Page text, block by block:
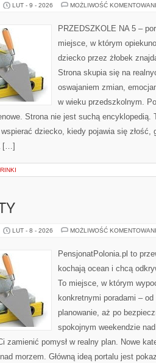
LUT - 9 - 2026 MOŻLIWOŚĆ
PRZEDSZKOLE NA 5 –
miejsce, w którym
dziecko przez żłobek
Strona skupia się na
oswajaniem zmian,
w wieku przedszkolnym.
Strona nie jest suchą encyklopedią.
dziecko, kiedy pojawia się złość,
[…]
LUT - 8 - 2026 MOŻLIWOŚĆ
PensjonatPolonia.pl to
kochają ocean i chcą
To miejsce, w którym
konkretnymi poradami –
planowanie, aż po
spokojnym weekendzie
zamienić pomysł w realny plan. Nowe
morzem. Główną ideą portalu jest